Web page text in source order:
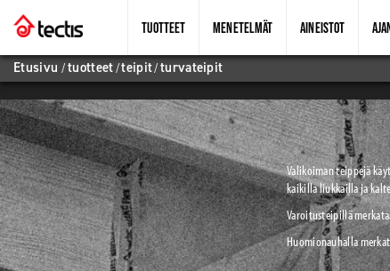
TUOTTEET MENETELMÄT AINEISTOT
Etusivu/tuotteet/teipit/turvateipit
Valikoiman teippejä
kaikilla liukkailla ja
Varoitusteipillä
Huomionauhalla